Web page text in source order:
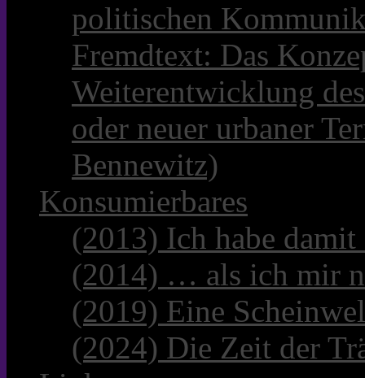
politischen
Fremdtext: Das
Weiterentwicklung
oder neuer urbaner
Bennewitz)
Konsumierbares
(2013) Ich habe
(2014) … als ich mir
(2019) Eine
(2024) Die Zeit der